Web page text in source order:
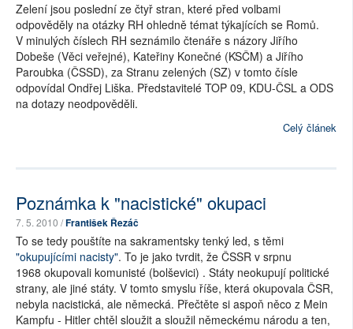
Zelení jsou poslední ze čtyř stran, které před volbami
odpověděly na otázky RH ohledně témat týkajících se Romů.
V minulých číslech RH seznámilo čtenáře s názory Jiřího
Dobeše (Věci veřejné), Kateřiny Konečné (KSČM) a Jiřího
Paroubka (ČSSD), za Stranu zelených (SZ) v tomto čísle
odpovídal Ondřej Liška. Představitelé TOP 09, KDU-ČSL a ODS
na dotazy neodpověděli.
Celý článek
Poznámka k "nacistické" okupaci
7. 5. 2010 /František Řezáč
To se tedy pouštíte na sakramentsky tenký led, s těmi
"okupujícími nacisty". To je jako tvrdit, že ČSSR v srpnu
1968 okupovali komunisté (bolševici) . Státy neokupují politické
strany, ale jiné státy. V tomto smyslu říše, která okupovala ČSR,
nebyla nacistická, ale německá. Přečtěte si aspoň něco z Mein
Kampfu - Hitler chtěl sloužit a sloužil německému národu a ten,